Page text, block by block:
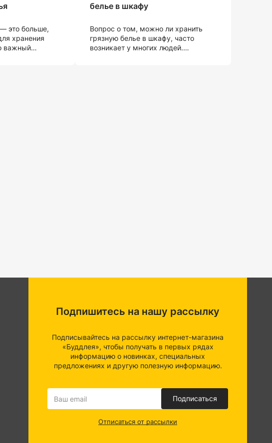
это больше,
хранения
важный
белье в шкафу
Вопрос о том, можно ли хранить
грязную белье в шкафу, часто
возникает у многих людей.
Подпишитесь на нашу рассылку
Подписывайтесь на рассылку интернет-магазина
«Буддлея», чтобы получать в первых рядах
информацию о новинках, специальных
предложениях и другую полезную информацию.
Подписаться
Отписаться от рассылки